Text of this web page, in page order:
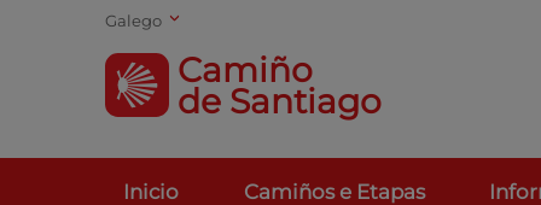
Galego
Camiño
de Santiago
Inicio Camiños e Etapas